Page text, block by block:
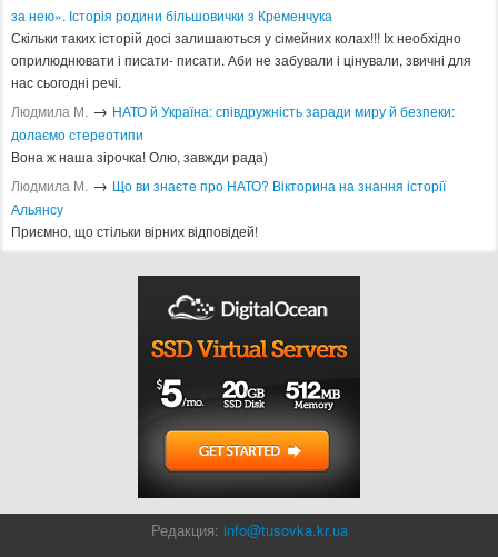
за нею». Історія родини більшовички з Кременчука
Скільки таких історій досі залишаються у сімейних колах!!! Іх необхідно
оприлюднювати і писати- писати. Аби не забували і цінували, звичні для
нас сьогодні речі.
Людмила М. → ​НАТО й Україна: співдружність заради миру й безпеки:
долаємо стереотипи
Вона ж наша зірочка! Олю, завжди рада)
Людмила М. → Що ви знаєте про НАТО? Вікторина на знання історії
Альянсу ​
Приємно, що стільки вірних відповідей!
Редакция: info@tusovka.kr.ua